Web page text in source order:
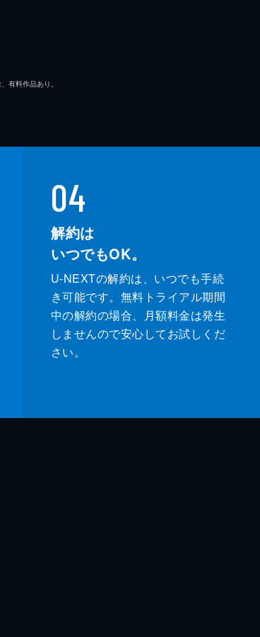
有料作品あり。
04
解約は
いつでもOK。
U-NEXTの解約は、いつでも手続
き可能です。無料トライアル期間
中の解約の場合、月額料金は発生
しませんので安心してお試しくだ
さい。